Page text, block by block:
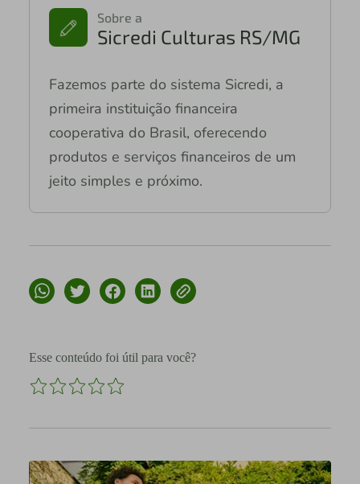
Sobre a
Sicredi Culturas RS/MG
Fazemos parte do sistema Sicredi, a
primeira instituição financeira
cooperativa do Brasil, oferecendo
produtos e serviços financeiros de um
jeito simples e próximo.
Esse conteúdo foi útil para você?